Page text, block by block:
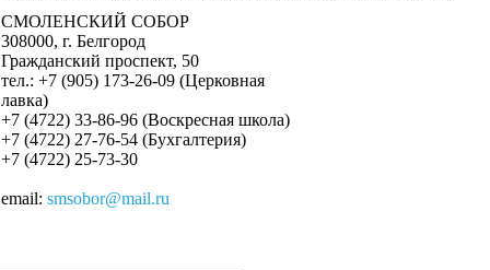
СМОЛЕНСКИЙ СОБОР
308000, г. Белгород
Гражданский проспект, 50
тел.: +7 (905) 173-26-09 (Церковная
лавка)
+7 (4722) 33-86-96 (Воскресная школа)
+7 (4722) 27-76-54 (Бухгалтерия)
+7 (4722) 25-73-30
email: smsobor@mail.ru